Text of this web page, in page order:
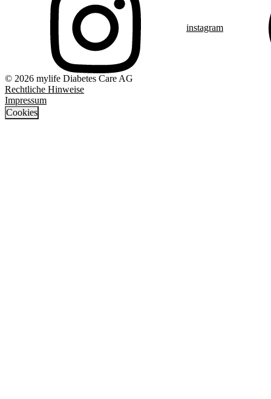
instagram
© 2026 mylife Diabetes Care AG
Rechtliche Hinweise
Impressum
Cookies